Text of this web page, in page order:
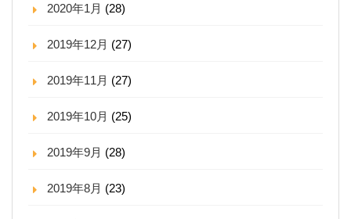
2020年1月 (28)
2019年12月 (27)
2019年11月 (27)
2019年10月 (25)
2019年9月 (28)
2019年8月 (23)